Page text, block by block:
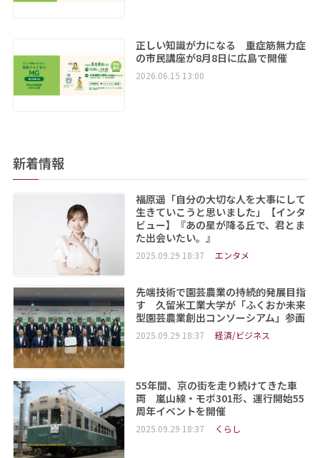
正しい知識が力になる 重症筋無力症
の市民講座が8月8日に広島で開催
2026.06.15 13:00
新着情報
福原遥「自分の大切な人を大事にして
生きていこうと思いました」【インタ
ビュー】『あの星が降る丘で、君とま
た出会いたい。』
2025.09.29 18:37 エンタメ
先端技術で園芸農業の持続的発展目指
す 久留米工業大学が「ふくおか未来
型園芸農業創出コンソーシアム」参画
2025.09.29 18:37 経済/ビジネス
55年間、京の街を走り続けてきた車
両 嵐山線・モボ301形、運行開始55
周年イベントを開催
2025.09.29 18:37 くらし